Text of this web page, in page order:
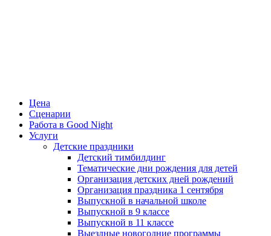
Цена
Сценарии
Работа в Good Night
Услуги
Детские праздники
Детский тимбилдинг
Тематические дни рождения для детей
Организация детских дней рождений
Организация праздника 1 сентября
Выпускной в начальной школе
Выпускной в 9 классе
Выпускной в 11 классе
Выездные новогодние программы